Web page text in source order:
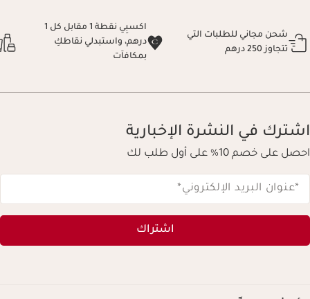
شحن مجاني للطلبات التي
تتجاوز 250 درهم
اكسبِي نقطة 1 مقابل كل 1
درهم، واستبدلي نقاطكِ
بمكافآت
اشترك في النشرة الإخبارية
احصل على خصم 10% على أول طلب لك
*عنوان البريد الإلكتروني*
اشتراك